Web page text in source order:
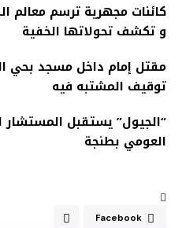
كائنات مجهرية ترسم معالم
و تكشف تحولاتها الخفية
مقتل إمام داخل مسجد بحي
توقيف المشتبه فيه
“الجيول” يستقبل المستشار
العومي بطنجة
Facebook